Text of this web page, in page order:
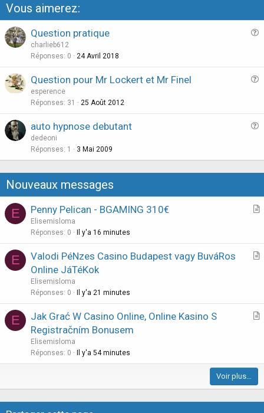
Vous aimerez:
Question pratique
charlieb612
Réponses 0 24 Avril 2018
Question pour Mr Lockert et Mr Finel
esperence
Réponses 31 25 Août 2012
s
t
o
n
auto hypnose debutant
dedeoni
Réponses 1 3 Mai 2009
Nouveaux messages
E
A
c
Penny Pelican - BGAMING 310€
Elisemisloma
Réponses 0 Il y'a 16 minutes
E
A
l
Valodi PéNzes Casino Budapest vagy BuváRos
Online JáTéKok
Elisemisloma
Réponses 0 Il y'a 21 minutes
E
A
c
e
Jak Grać W Casino Online, Online Kasino S
Registračním Bonusem
Elisemisloma
Réponses 0 Il y'a 54 minutes
Voir plus…